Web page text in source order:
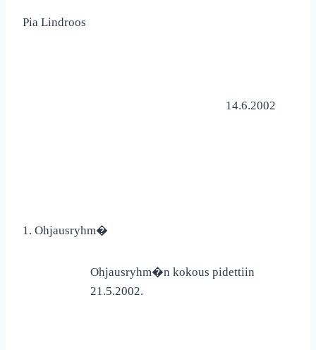
Pia Lindroos
14.6.2002
1. Ohjausryhm�
Ohjausryhm�n kokous pidettiin
21.5.2002.